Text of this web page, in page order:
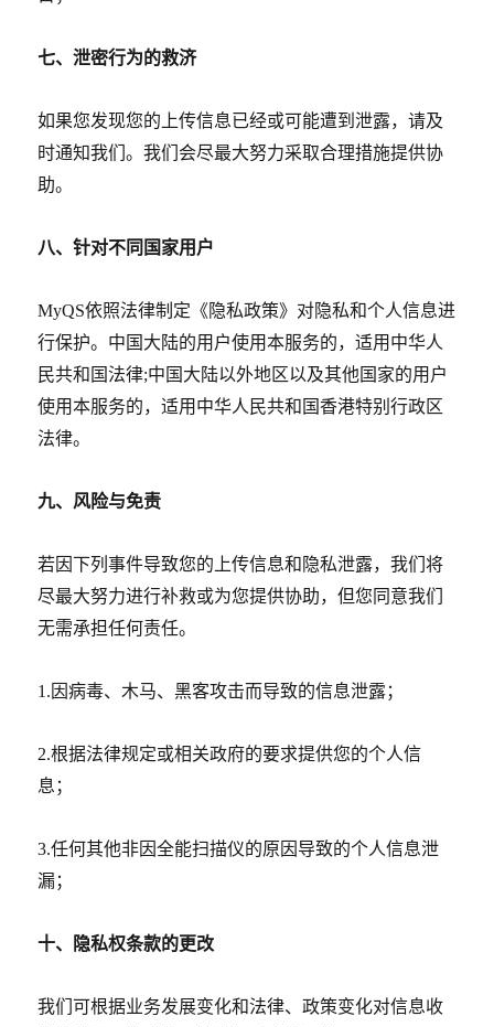
七、泄密行为的救济
如果您发现您的上传信息已经或可能遭到泄露，请及
时通知我们。我们会尽最大努力采取合理措施提供协
助。
八、针对不同国家用户
MyQS依照法律制定《隐私政策》对隐私和个人信息进
行保护。中国大陆的用户使用本服务的，适用中华人
民共和国法律;中国大陆以外地区以及其他国家的用户
使用本服务的，适用中华人民共和国香港特别行政区
法律。
九、风险与免责
若因下列事件导致您的上传信息和隐私泄露，我们将
尽最大努力进行补救或为您提供协助，但您同意我们
无需承担任何责任。
1. 因病毒、木马、黑客攻击而导致的信息泄露；
2.根据法律规定或相关政府的要求提供您的个人信
息；
3.任何其他非因全能扫描仪的原因导致的个人信息泄
漏；
十、隐私权条款的更改
我们可根据业务发展变化和法律、政策变化对信息收